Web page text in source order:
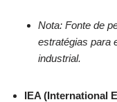
Nota: Fonte de
estratégias para
industrial.
IEA (International